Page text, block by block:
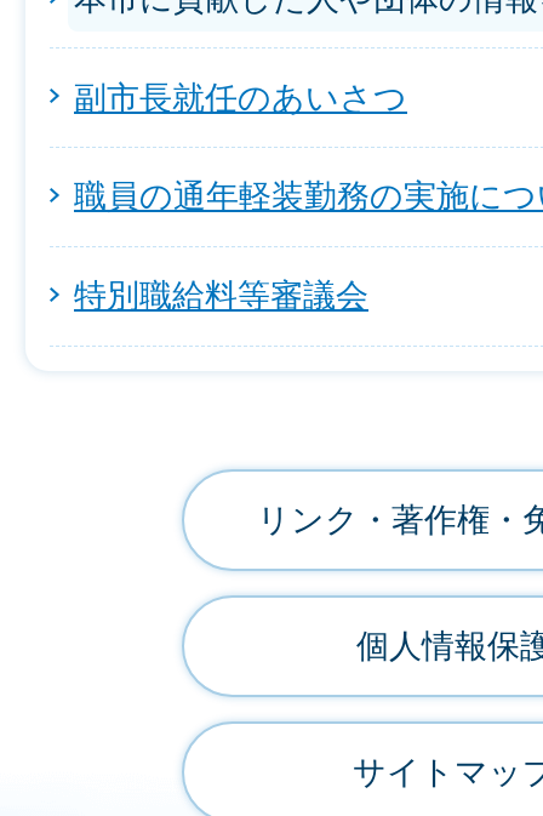
副市長就任のあいさつ
職員の通年軽装勤務の実施に
特別職給料等審議会
リンク・著作権・
個人情報保
サイトマッ